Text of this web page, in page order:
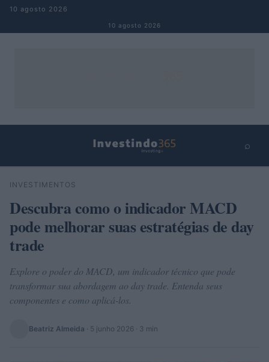
Pular para o conteúdo
10 agosto 2026
10 agosto 2026
⌕
Buscar
INVESTIMENTOS
Descubra como o indicador MACD
pode melhorar suas estratégias de day
trade
Explore o poder do MACD, um indicador técnico que pode
transformar sua abordagem ao day trade. Entenda seus
componentes e como aplicá-los.
Beatriz Almeida · 5 junho 2026 · 3 min